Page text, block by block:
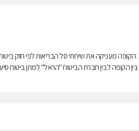
מעניקה את שירותי סל הבריאות לפי חוק
מציעה למבוטחיה תוכניות לביטוח משלים. בשנת 2004 נחתם הסכם בין הקופה לבין חברת הביטוח "הראל" למתן ביטוח